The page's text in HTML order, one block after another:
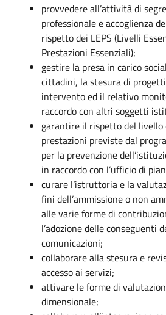
provvedere all’attività di
professionale e accoglienza
rispetto dei LEPS (Livelli
Prestazioni Essenziali);
gestire la presa in carico
cittadini, la stesura di
intervento ed il relativo
raccordo con altri soggetti
garantire il rispetto del livello
prestazioni previste dal
per la prevenzione
in raccordo con l’ufficio di
curare l’istruttoria e la
fini dell’ammissione o non
alle varie forme di
l’adozione delle conseguenti
comunicazioni;
collaborare alla stesura e
accesso ai servizi;
attivare le forme di
dimensionale;